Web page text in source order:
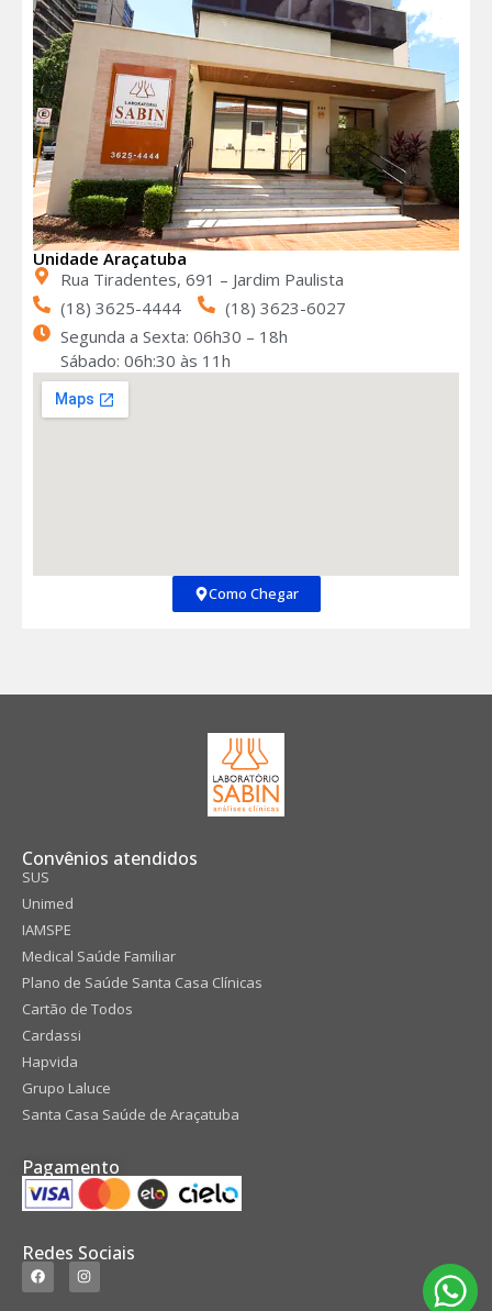
Unidade Araçatuba
Rua Tiradentes, 691 – Jardim Paulista
(18) 3625-4444
(18) 3623-6027
Segunda a Sexta: 06h30 – 18h
Sábado: 06h:30 às 11h
Como Chegar
Convênios atendidos
SUS
Unimed
IAMSPE
Medical Saúde Familiar
Plano de Saúde Santa Casa Clínicas
Cartão de Todos
Cardassi
Hapvida
Grupo Laluce
Santa Casa Saúde de Araçatuba
Pagamento
Redes Sociais